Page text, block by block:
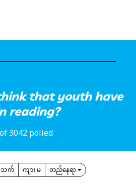
that youth have
reading?
3042 polled
က် ကျား မ တည်နေရာ